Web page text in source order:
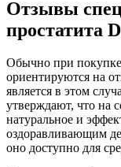
Отзывы
простатита
Обычно при покупке
ориентируются на
является в этом
утверждают, что на
натуральное и
оздоравливающим
оно доступно для